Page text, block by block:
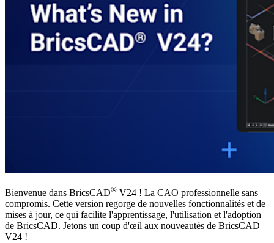
Bienvenue dans BricsCAD® V24 ! La CAO professionnelle sans
compromis. Cette version regorge de nouvelles fonctionnalités et de
mises à jour, ce qui facilite l'apprentissage, l'utilisation et l'adoption
de BricsCAD. Jetons un coup d'œil aux nouveautés de BricsCAD
V24 !